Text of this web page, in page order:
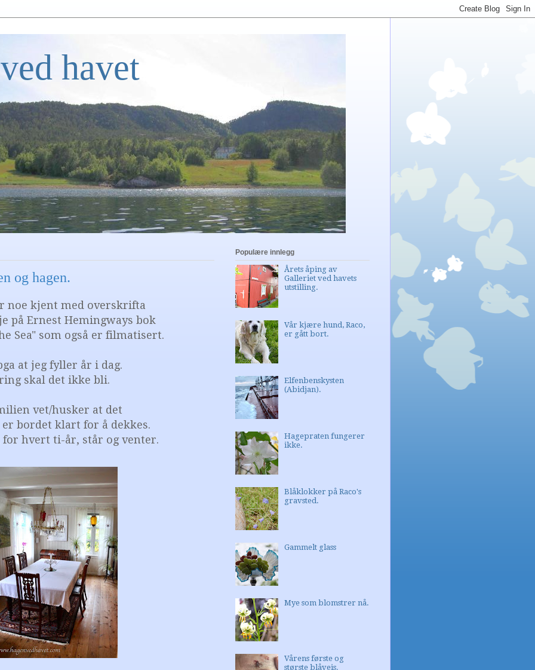
havet
og hagen.
noe kjent med overskrifta
på Ernest Hemingways bok
Sea" som også er filmatisert.
at jeg fyller år i dag.
skal det ikke bli.
vet/husker at det
bordet klart for å dekkes.
for hvert ti-år, står og venter.
Populære innlegg
Årets åping av
Galleriet ved havets
utstilling.
Vår kjære hund, Raco,
er gått bort.
Elfenbenskysten
(Abidjan).
Hagepraten fungerer
ikke.
Blåklokker på Raco's
gravsted.
Gammelt glass
Mye som blomstrer nå.
Vårens første og
største blåveis.